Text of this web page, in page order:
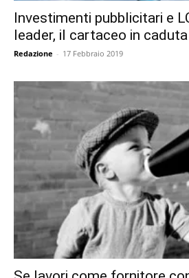
Investimenti pubblicitari e
leader, il cartaceo in
Redazione - 17 Febbraio 2019